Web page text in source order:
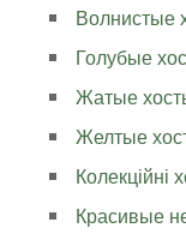
Волнистые
Голубые
Жатые
Желтые
Колекційні
Красивые